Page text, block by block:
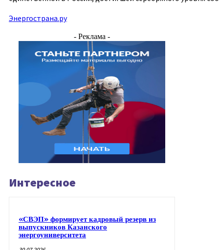
Энергострана.ру
- Реклама -
Интересное
«СВЭП» формирует кадровый резерв из
выпускников Казанского
энергоуниверситета